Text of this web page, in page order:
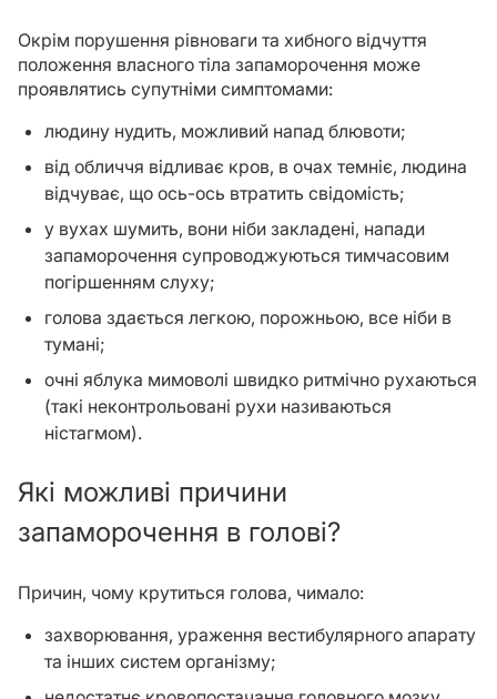
Окрім порушення рівноваги та хибного відчуття
положення власного тіла запаморочення може
проявлятись супутніми симптомами:
людину нудить, можливий напад блювоти;
від обличчя відливає кров, в очах темніє, людина
відчуває, що ось-ось втратить свідомість;
у вухах шумить, вони ніби закладені, напади
запаморочення супроводжуються тимчасовим
погіршенням слуху;
голова здається легкою, порожньою, все ніби в
тумані;
очні яблука мимоволі швидко ритмічно рухаються
(такі неконтрольовані рухи називаються
ністагмом).
Які можливі причини
запаморочення в голові?
Причин, чому крутиться голова, чимало:
захворювання, ураження вестибулярного апарату
та інших систем організму;